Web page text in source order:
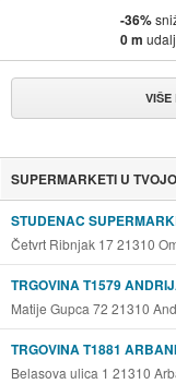
-36%
0 m
VIŠE
SUPERMARKETI U
STUDENAC
Četvrt Ribnjak 17 21310
TRGOVINA T1579
Matije Gupca 72 21310
TRGOVINA T1881
Belasova ulica 1 21310